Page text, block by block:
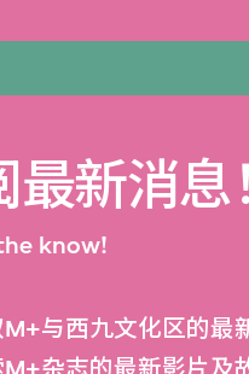
新消息
know!
M+与西九文化区的最